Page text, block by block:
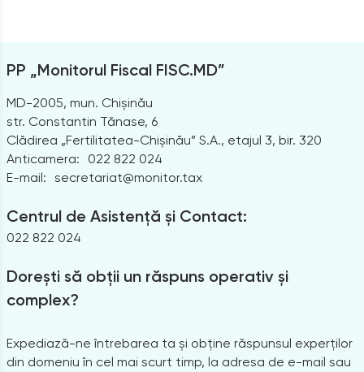
PP „Monitorul Fiscal FISC.MD”
MD-2005, mun. Chișinău
str. Constantin Tănase, 6
Clădirea „Fertilitatea-Chișinău” S.A., etajul 3, bir. 320
Anticamera:
022 822 024
E-mail: secretariat@monitor.tax
Centrul de Asistență și Contact:
022 822 024
Dorești să obții un răspuns operativ și
complex?
Expediază-ne întrebarea ta și obține răspunsul experților
din domeniu în cel mai scurt timp, la adresa de e-mail sau